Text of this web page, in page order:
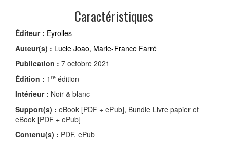
Caractéristiques
Éditeur : Eyrolles
Auteur(s) : Lucie Joao, Marie-France Farré
Publication : 7 octobre 2021
Édition : 1 re édition
Intérieur : Noir & blanc
Support(s) : eBook [PDF + ePub], Bundle Livre papier et
eBook [PDF + ePub]
Contenu(s) : PDF, ePub